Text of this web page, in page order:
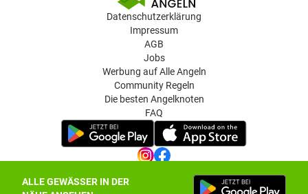
ALLE GEWÄSSER IN DER
Datenschutzerklärung
Impressum
AGB
Jobs
Werbung auf Alle Angeln
Community Regeln
Die besten Angelknoten
FAQ
Datenschutz-Einstellungen